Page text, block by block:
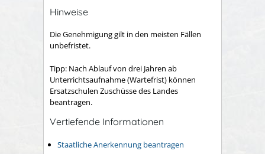
Hinweise
Die Genehmigung gilt in den meisten Fällen
unbefristet.
Tipp: Nach Ablauf von drei Jahren ab
Unterrichtsaufnahme (Wartefrist) können
Ersatzschulen Zuschüsse des Landes
beantragen.
Vertiefende Informationen
Staatliche Anerkennung beantragen